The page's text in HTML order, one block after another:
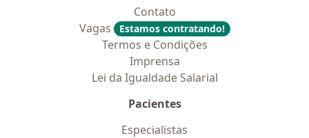
Contato
Vagas
Estamos contratando!
Termos e Condições
Imprensa
Lei da Igualdade Salarial
Pacientes
Especialistas